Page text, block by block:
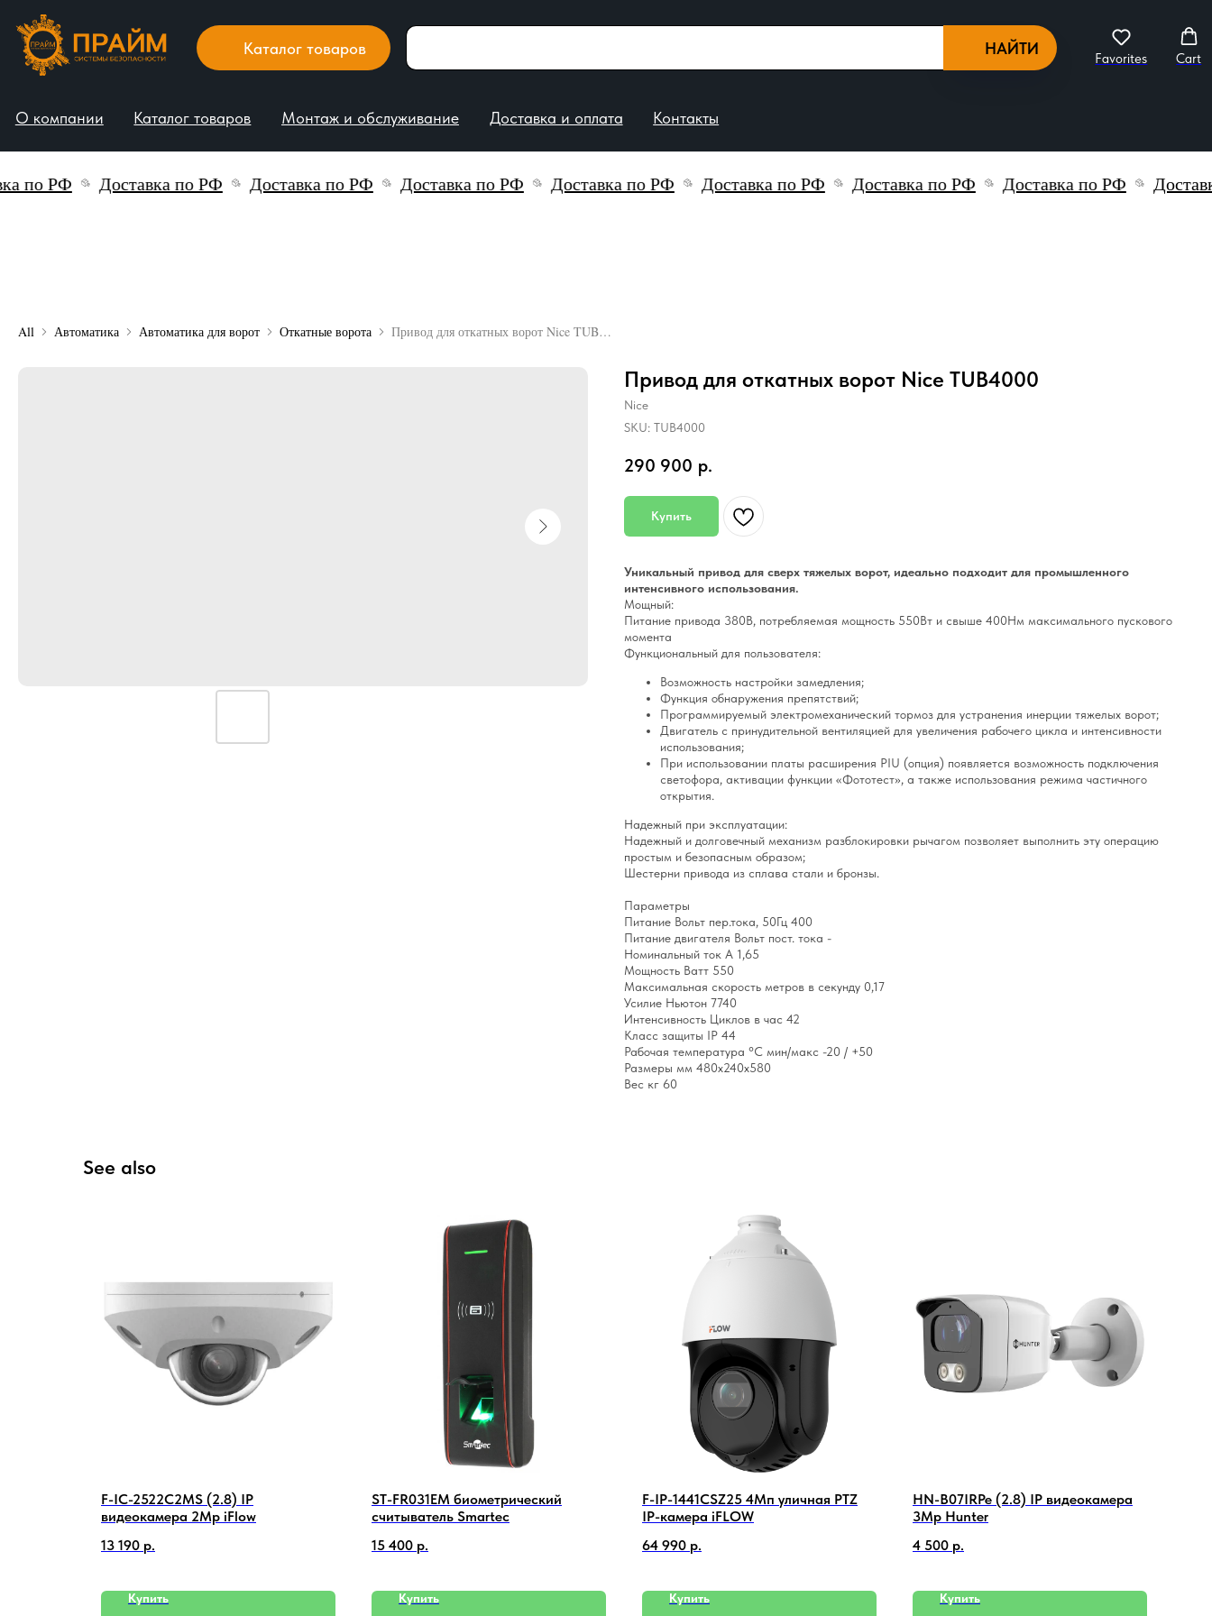
Каталог товаров
Favorites Cart
по РФ Доставка по РФ Доставка по РФ Доставка по РФ Доставка по РФ Доставка по РФ Доставка по РФ Доставка по РФ
All Автоматика Автоматика для ворот Откатные ворота Привод для откатных ворот Nice TUB4000
Привод для откатных ворот Nice TUB4000
Nice
SKU: TUB4000
290 900 р.
Купить
Уникальный привод для сверх тяжелых ворот, идеально подходит для промышленного
интенсивного использования.
Мощный:
Питание привода 380В, потребляемая мощность 550Вт и свыше 400Нм максимального пускового
момента
Функциональный для пользователя:
Возможность настройки замедления;
Функция обнаружения препятствий;
Программируемый электромеханический тормоз для устранения инерции тяжелых ворот;
Двигатель с принудительной вентиляцией для увеличения рабочего цикла и интенсивности
использования;
При использовании платы расширения PIU (опция) появляется возможность подключения
светофора, активации функции «Фототест», а также использования режима частичного
открытия.
Надежный при эксплуатации:
Надежный и долговечный механизм разблокировки рычагом позволяет выполнить эту операцию
простым и безопасным образом;
Шестерни привода из сплава стали и бронзы.
Параметры
Питание Вольт пер.тока, 50Гц 400
Питание двигателя Вольт пост. тока -
Номинальный ток А 1,65
Мощность Ватт 550
Максимальная скорость метров в секунду 0,17
Усилие Ньютон 7740
Интенсивность Циклов в час 42
Класс защиты IP 44
Рабочая температура °C мин/макс -20 / +50
Размеры мм 480х240х580
Вес кг 60
See also
F-IC-2522C2MS (2.8) IP
видеокамера 2Mp iFlow
13 190 р.
Купить
ST-FR031EM биометрический
считыватель Smartec
15 400 р.
Купить
F-IP-1441CSZ25 4Мп уличная PTZ
IP-камера iFLOW
64 990 р.
Купить
HN-B07IRPe (2.8) IP видеокамера
3Mp Hunter
4 500 р.
Купить